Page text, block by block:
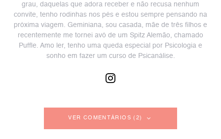
grau, daquelas que adora receber e não recusa nenhum
convite, tenho rodinhas nos pés e estou sempre pensando na
próxima viagem. Geminiana, sou casada, mãe de três filhos e
recentemente me tornei avó de um Spitz Alemão, chamado
Puffle. Amo ler, tenho uma queda especial por Psicologia e
sonho em fazer um curso de Psicanálise.
VER COMENTÁRIOS (2)